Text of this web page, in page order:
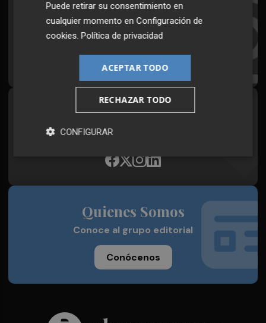
Suscríbete al Boletín
Todos los días a primera hora en tu email
Síguenos en redes
Plaza Podcast, desde cualquier medio
Quienes Somos
Conoce al grupo editorial
Conócenos
Puede retirar su consentimiento en
cualquier momento enConfiguración de
cookies.Política de privacidad
ACEPTAR TODO
RECHAZAR TODO
CONFIGURAR